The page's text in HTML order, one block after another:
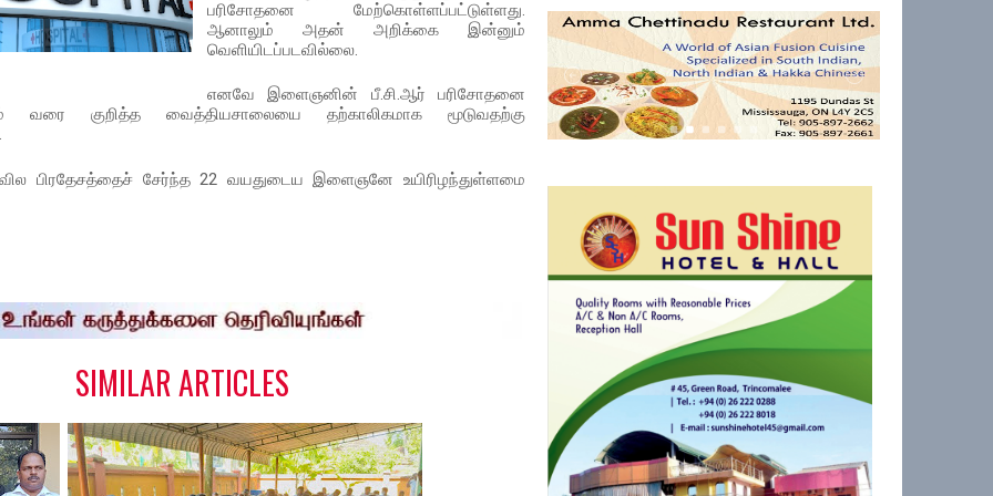
பரிசோதனை மேற்கொள்ளப்பட்டுள்ளது.
ஆனாலும் அதன் அறிக்கை இன்னும்
வெளியிடப்படவில்லை.
எனவே இளைஞனின் பீ.சி.ஆர் பரிசோதனை
வரை குறித்த வைத்தியசாலையை தற்காலிகமாக மூடுவதற்கு
பிரதேசத்தைச் சேர்ந்த 22 வயதுடைய இளைஞனே உயிரிழந்துள்ளமை
SIMILAR ARTICLES